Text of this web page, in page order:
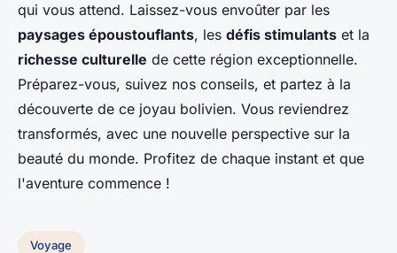
qui vous attend. Laissez-vous envoûter par les
paysages époustouflants, les défis stimulants et la
richesse culturelle de cette région exceptionnelle.
Préparez-vous, suivez nos conseils, et partez à la
découverte de ce joyau bolivien. Vous reviendrez
transformés, avec une nouvelle perspective sur la
beauté du monde. Profitez de chaque instant et que
l'aventure commence !
Voyage